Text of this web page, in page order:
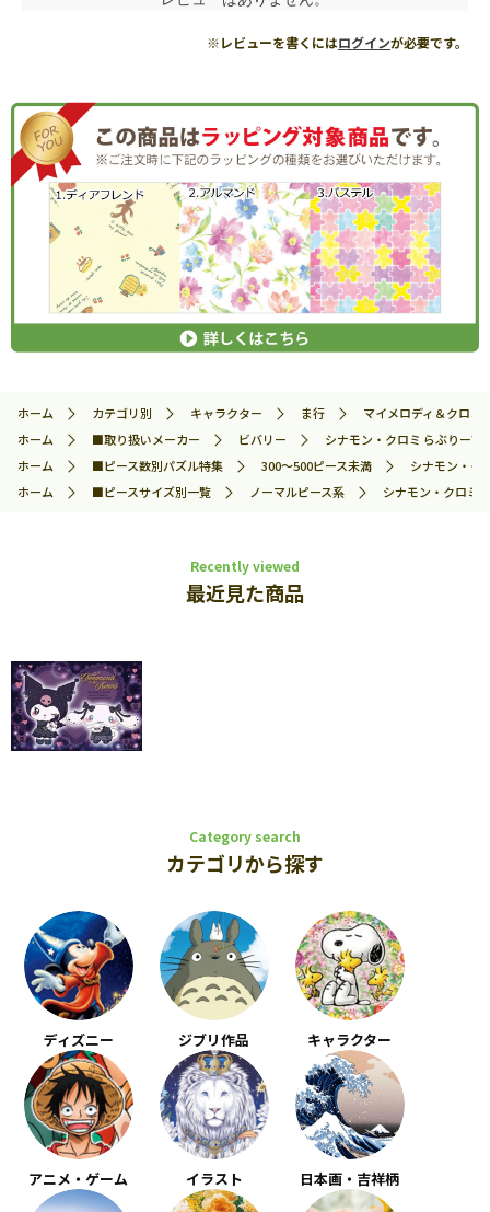
※レビューを書くにはログインが必要です。
ホーム カテゴリ別 キャラクター ま行
マイメロディ＆クロミ
ホーム
■取り扱いメーカー ビバリー
シナモン・クロミ らぶりー
ホーム
■ピース数別パズル特集 300～500ピース未満
シナモン・
ホーム
■ピースサイズ別一覧 ノーマルピース系 シナモン・クロ
Recently viewed
最近見た商品
Category search
カテゴリから探す
ディズニー ジブリ作品 キャラクター
アニメ・ゲーム イラスト 日本画・吉祥柄